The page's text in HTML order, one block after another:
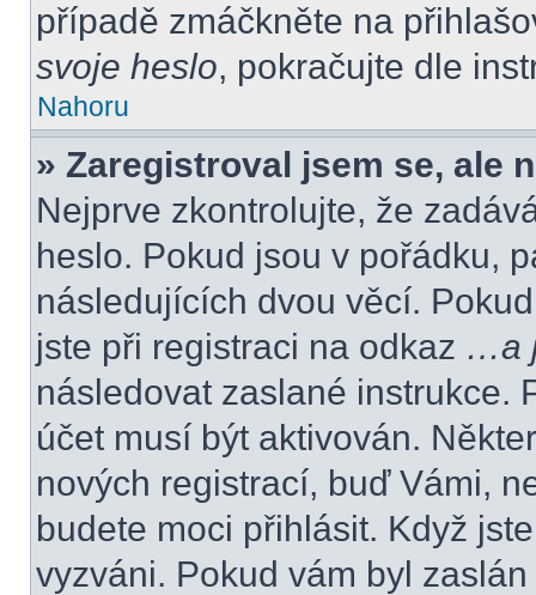
případě zmáčkněte na
svoje heslo, pokračujte dle
Nahoru
» Zaregistroval jsem se, ale
Nejprve zkontrolujte, že
heslo. Pokud jsou v pořádku,
následujících dvou věcí.
jste při registraci na odkaz …a
následovat zaslané instrukce.
účet musí být aktivován.
nových registrací, buď Vámi,
budete moci přihlásit. Když
vyzváni. Pokud vám byl